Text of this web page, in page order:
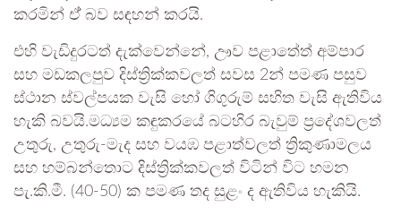
කරමින් ඒ් බව සඳහන් කරයි.
එහි වැඩිදුරටත් දැක්වෙන්නේ, ඌව පළාතේත් අම්පාර
සහ මඩකලපුව දිස්ත්‍රික්කවලත් සවස 2න් පමණ පසුව
ස්ථාන ස්වල්පයක වැසි හෝ ගිගුරුම් සහිත වැසි ඇතිවිය
හැකි බවයි.මධ්‍යම කඳුකරයේ බටහිර බැවුම් ප්‍රදේශවලත්
උතුරු, උතුරු-මැද සහ වයඹ පළාත්වලත් ත්‍රිකුණාමලය
සහ හම්බන්තොට දිස්ත්‍රික්කවලත් විටින් විට හමන
පැ.කි.මී. (40-50) ක පමණ තද සුළං ද ඇතිවිය හැකියි.